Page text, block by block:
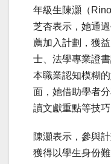
年級生陳灝（
芝杏表示，她通
薦加入計劃，獲
士、法學專業證
本職業認知模糊
面，她借助學者
讀文獻重點等技
陳灝表示，參與
獲得以學生身份